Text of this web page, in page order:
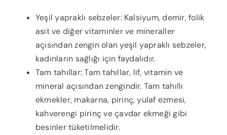
Yeşil yapraklı sebzeler: Kalsiyum, demir, folik
asit ve diğer vitaminler ve mineraller
açısından zengin olan yeşil yapraklı sebzeler,
kadınların sağlığı için faydalıdır.
Tam tahıllar: Tam tahıllar, lif, vitamin ve
mineral açısından zengindir. Tam tahıllı
ekmekler, makarna, pirinç, yulaf ezmesi,
kahverengi pirinç ve çavdar ekmeği gibi
besinler tüketilmelidir.